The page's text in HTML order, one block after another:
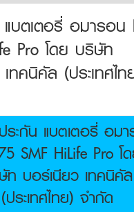
บตเตอรี่ อมารอน
Pro โดย บริษัท
ทคนิคัล (ประเทศไท
ระกัน แบตเตอรี่ อม
SMF HiLife Pro โ
ท บอร์เนียว เทคนิคัล
(ประเทศไทย) จำกัด